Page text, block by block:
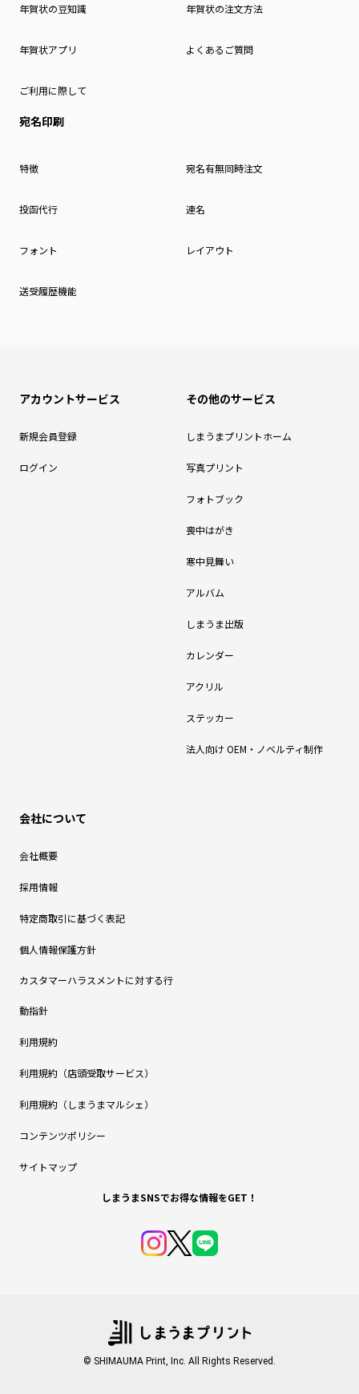
年賀状の豆知識 年賀状の注文方法
年賀状アプリ よくあるご質問
ご利用に際して
宛名印刷
特徴 宛名有無同時注文
投函代行 連名
フォント レイアウト
送受履歴機能
アカウントサービス
新規会員登録
ログイン
その他のサービス
しまうまプリントホーム
写真プリント
フォトブック
喪中はがき
寒中見舞い
アルバム
しまうま出版
カレンダー
アクリル
ステッカー
法人向け OEM・ノベルティ制作
会社について
会社概要
採用情報
特定商取引に基づく表記
個人情報保護方針
カスタマーハラスメントに対する行
動指針
利用規約
利用規約（店頭受取サービス）
利用規約（しまうまマルシェ）
コンテンツポリシー
サイトマップ
しまうまSNSでお得な情報をGET！
© SHIMAUMA Print, Inc. All Rights Reserved.